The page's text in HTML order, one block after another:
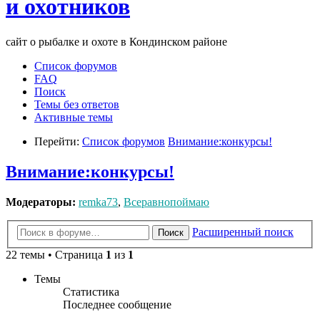
и охотников
сайт о рыбалке и охоте в Кондинском районе
Список форумов
FAQ
Поиск
Темы без ответов
Активные темы
Перейти: Список форумов Внимание:конкурсы!
Внимание:конкурсы!
Модераторы: remka73, Всеравнопоймаю
Поиск
Расширенный поиск
22 темы • Страница 1 из 1
Темы
Статистика
Последнее сообщение